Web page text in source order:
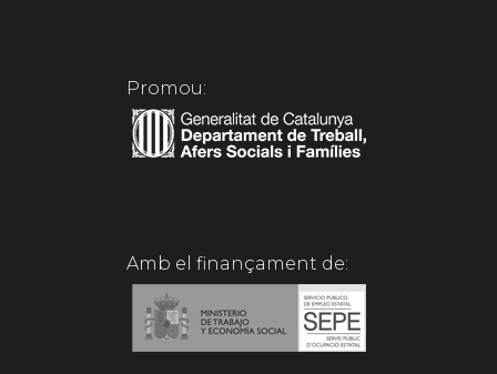
Promou:
Amb el finançament de: